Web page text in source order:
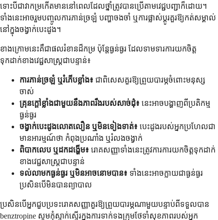
ទោះបីជាវាកម្រកើតមាននៅពេលដែលថ្នាំត្រូវបានប្រើតាមវេជ្ជបញ្ជាក៏ដោយ។
ទាំងនេះអាចរួមបញ្ចូលការភាន់ច្រឡំ បញ្ហាចងចាំ ឬការផ្លាស់ប្តូរគួរឱ្យកត់សម្គាល់
នៅក្នុងចង្វាក់បេះដូង។
ខាងក្រោមនេះគឺជាផលរំខានដ៏កម្រ ប៉ុន្តែធ្ងន់ធ្ងរ ដែលទាមទារការយកចិត្ត
ទុកដាក់ខាងវេជ្ជសាស្ត្រជាបន្ទាន់៖
ការភាន់ច្រឡំ ឬរំភើបខ្លាំង៖ ជាពិសេសគួរឱ្យព្រួយបារម្ភចំពោះមនុស្ស
ចាស់
គ្រុនក្តៅខ្លាំងជាមួយនឹងភាពរឹងរបស់សាច់ដុំ៖ នេះអាចបង្ហាញពីប្រតិកម្ម
ធ្ងន់ធ្ងរ
ចង្វាក់បេះដូងលោតលឿន ឬមិនទៀងទាត់៖ បេះដូងរបស់អ្នកប្រហែលជា
មានអារម្មណ៍ថា កំពុងប្រណាំង ឬរំលងចង្វាក់
ពិបាកលេប ឬដកដង្ហើម៖ រោគសញ្ញាទាំងនេះត្រូវការការយកចិត្តទុកដាក់
ខាងវេជ្ជសាស្ត្រជាបន្ទាន់
ទល់លាមកធ្ងន់ធ្ងរ ឬមិនអាចនោមបាន៖ ទាំងនេះអាចក្លាយជាធ្ងន់ធ្ងរ
ប្រសិនបើមិនបានព្យាបាល
ប្រសិនបើអ្នកជួបប្រទះរោគសញ្ញាគួរឱ្យព្រួយបារម្ភណាមួយបន្ទាប់ពីទទួលបាន
benztropine សូមកុំស្ទាក់ស្ទើរក្នុងការទាក់ទងក្រុមថែទាំសុខភាពរបស់អ្នក